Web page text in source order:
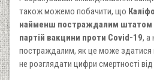
також можемо побачити, що
найменш постраждалим штатом
партій вакцини проти Covid-19, а
постраждалим, як це може
не розглядати цифри смертності